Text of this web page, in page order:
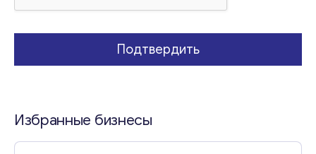
Подтвердить
Избранные бизнесы